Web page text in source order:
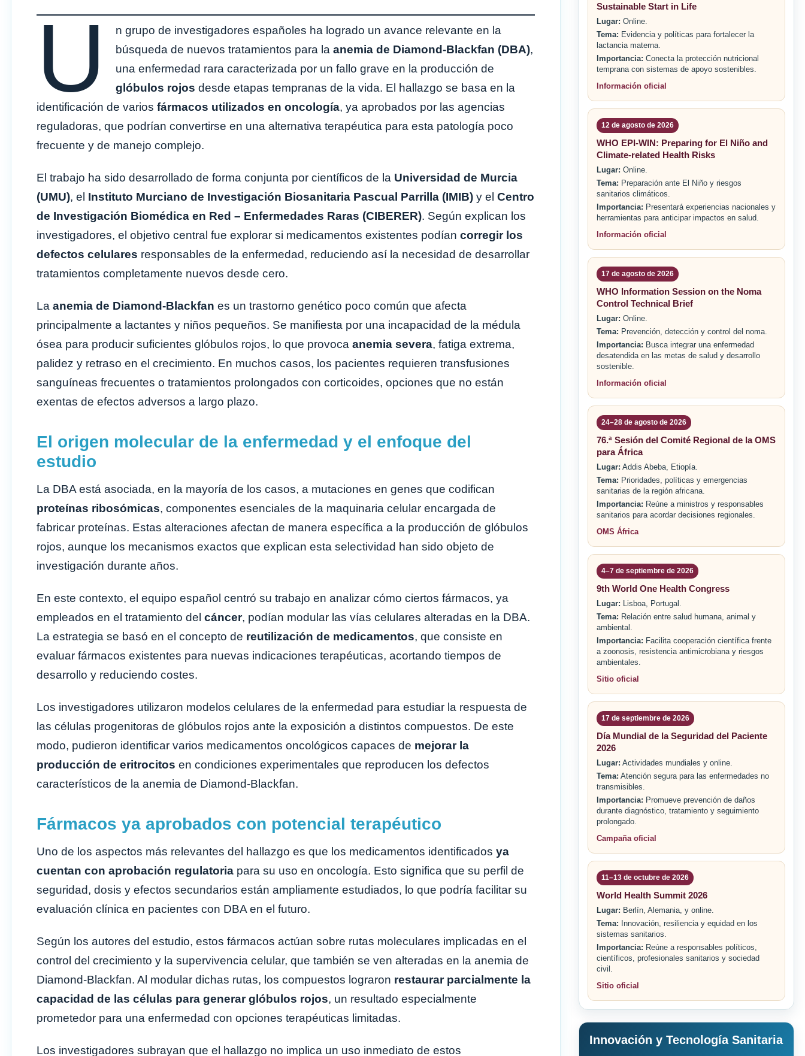
U
n grupo de investigadores españoles ha logrado un avance relevante en la
búsqueda de nuevos tratamientos para la anemia de Diamond-Blackfan (DBA),
una enfermedad rara caracterizada por un fallo grave en la producción de
glóbulos rojos desde etapas tempranas de la vida. El hallazgo se basa en la
identificación de varios fármacos utilizados en oncología, ya aprobados por las agencias
reguladoras, que podrían convertirse en una alternativa terapéutica para esta patología poco
frecuente y de manejo complejo.
El trabajo ha sido desarrollado de forma conjunta por científicos de la Universidad de Murcia
(UMU), el Instituto Murciano de Investigación Biosanitaria Pascual Parrilla (IMIB) y el Centro
de Investigación Biomédica en Red – Enfermedades Raras (CIBERER). Según explican los
investigadores, el objetivo central fue explorar si medicamentos existentes podían corregir los
defectos celulares responsables de la enfermedad, reduciendo así la necesidad de desarrollar
tratamientos completamente nuevos desde cero.
La anemia de Diamond-Blackfan es un trastorno genético poco común que afecta
principalmente a lactantes y niños pequeños. Se manifiesta por una incapacidad de la médula
ósea para producir suficientes glóbulos rojos, lo que provoca anemia severa, fatiga extrema,
palidez y retraso en el crecimiento. En muchos casos, los pacientes requieren transfusiones
sanguíneas frecuentes o tratamientos prolongados con corticoides, opciones que no están
exentas de efectos adversos a largo plazo.
El origen molecular de la enfermedad y el enfoque del
estudio
La DBA está asociada, en la mayoría de los casos, a mutaciones en genes que codifican
proteínas ribosómicas, componentes esenciales de la maquinaria celular encargada de
fabricar proteínas. Estas alteraciones afectan de manera específica a la producción de glóbulos
rojos, aunque los mecanismos exactos que explican esta selectividad han sido objeto de
investigación durante años.
En este contexto, el equipo español centró su trabajo en analizar cómo ciertos fármacos, ya
empleados en el tratamiento del cáncer, podían modular las vías celulares alteradas en la DBA.
La estrategia se basó en el concepto de reutilización de medicamentos, que consiste en
evaluar fármacos existentes para nuevas indicaciones terapéuticas, acortando tiempos de
desarrollo y reduciendo costes.
Los investigadores utilizaron modelos celulares de la enfermedad para estudiar la respuesta de
las células progenitoras de glóbulos rojos ante la exposición a distintos compuestos. De este
modo, pudieron identificar varios medicamentos oncológicos capaces de mejorar la
producción de eritrocitos en condiciones experimentales que reproducen los defectos
característicos de la anemia de Diamond-Blackfan.
Fármacos ya aprobados con potencial terapéutico
Uno de los aspectos más relevantes del hallazgo es que los medicamentos identificados ya
cuentan con aprobación regulatoria para su uso en oncología. Esto significa que su perfil de
seguridad, dosis y efectos secundarios están ampliamente estudiados, lo que podría facilitar su
evaluación clínica en pacientes con DBA en el futuro.
Según los autores del estudio, estos fármacos actúan sobre rutas moleculares implicadas en el
control del crecimiento y la supervivencia celular, que también se ven alteradas en la anemia de
Diamond-Blackfan. Al modular dichas rutas, los compuestos lograron restaurar parcialmente la
capacidad de las células para generar glóbulos rojos, un resultado especialmente
prometedor para una enfermedad con opciones terapéuticas limitadas.
Los investigadores subrayan que el hallazgo no implica un uso inmediato de estos
Sustainable Start in Life
Lugar: Online.
Tema: Evidencia y políticas para fortalecer la
lactancia materna.
Importancia: Conecta la protección nutricional
temprana con sistemas de apoyo sostenibles.
Información oficial
12 de agosto de 2026
WHO EPI-WIN: Preparing for El Niño and
Climate-related Health Risks
Lugar: Online.
Tema: Preparación ante El Niño y riesgos
sanitarios climáticos.
Importancia: Presentará experiencias nacionales y
herramientas para anticipar impactos en salud.
Información oficial
17 de agosto de 2026
WHO Information Session on the Noma
Control Technical Brief
Lugar: Online.
Tema: Prevención, detección y control del noma.
Importancia: Busca integrar una enfermedad
desatendida en las metas de salud y desarrollo
sostenible.
Información oficial
24–28 de agosto de 2026
76.ª Sesión del Comité Regional de la OMS
para África
Lugar: Addis Abeba, Etiopía.
Tema: Prioridades, políticas y emergencias
sanitarias de la región africana.
Importancia: Reúne a ministros y responsables
sanitarios para acordar decisiones regionales.
OMS África
4–7 de septiembre de 2026
9th World One Health Congress
Lugar: Lisboa, Portugal.
Tema: Relación entre salud humana, animal y
ambiental.
Importancia: Facilita cooperación científica frente
a zoonosis, resistencia antimicrobiana y riesgos
ambientales.
Sitio oficial
17 de septiembre de 2026
Día Mundial de la Seguridad del Paciente
2026
Lugar: Actividades mundiales y online.
Tema: Atención segura para las enfermedades no
transmisibles.
Importancia: Promueve prevención de daños
durante diagnóstico, tratamiento y seguimiento
prolongado.
Campaña oficial
11–13 de octubre de 2026
World Health Summit 2026
Lugar: Berlín, Alemania, y online.
Tema: Innovación, resiliencia y equidad en los
sistemas sanitarios.
Importancia: Reúne a responsables políticos,
científicos, profesionales sanitarios y sociedad
civil.
Sitio oficial
Innovación y Tecnología Sanitaria